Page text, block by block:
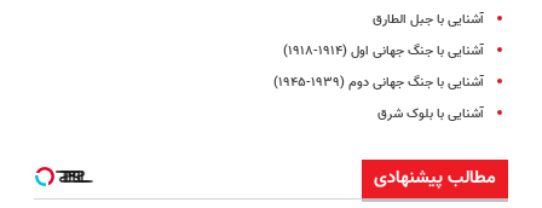
آشنایی با جبل الطارق
آشنایی با جنگ جهانی اول (۱۹۱۴-۱۹۱۸)
آشنایی با جنگ جهانی دوم (۱۹۳۹-۱۹۴۵)
آشنایی با بلوک شرق
مطالب پیشنهادی